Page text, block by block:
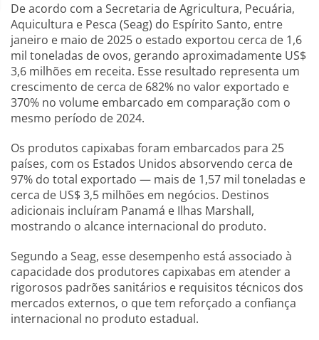
De acordo com a Secretaria de Agricultura, Pecuária,
Aquicultura e Pesca (Seag) do Espírito Santo, entre
janeiro e maio de 2025 o estado exportou cerca de 1,6
mil toneladas de ovos, gerando aproximadamente US$
3,6 milhões em receita. Esse resultado representa um
crescimento de cerca de 682% no valor exportado e
370% no volume embarcado em comparação com o
mesmo período de 2024.
Os produtos capixabas foram embarcados para 25
países, com os Estados Unidos absorvendo cerca de
97% do total exportado — mais de 1,57 mil toneladas e
cerca de US$ 3,5 milhões em negócios. Destinos
adicionais incluíram Panamá e Ilhas Marshall,
mostrando o alcance internacional do produto.
Segundo a Seag, esse desempenho está associado à
capacidade dos produtores capixabas em atender a
rigorosos padrões sanitários e requisitos técnicos dos
mercados externos, o que tem reforçado a confiança
internacional no produto estadual.